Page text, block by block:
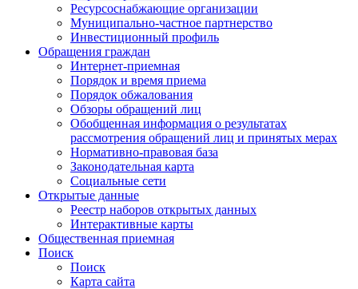
Ресурсоснабжающие организации
Муниципально-частное партнерство
Инвестиционный профиль
Обращения граждан
Интернет-приемная
Порядок и время приема
Порядок обжалования
Обзоры обращений лиц
Обобщенная информация о результатах
рассмотрения обращений лиц и принятых мерах
Нормативно-правовая база
Законодательная карта
Социальные сети
Открытые данные
Реестр наборов открытых данных
Интерактивные карты
Общественная приемная
Поиск
Поиск
Карта сайта